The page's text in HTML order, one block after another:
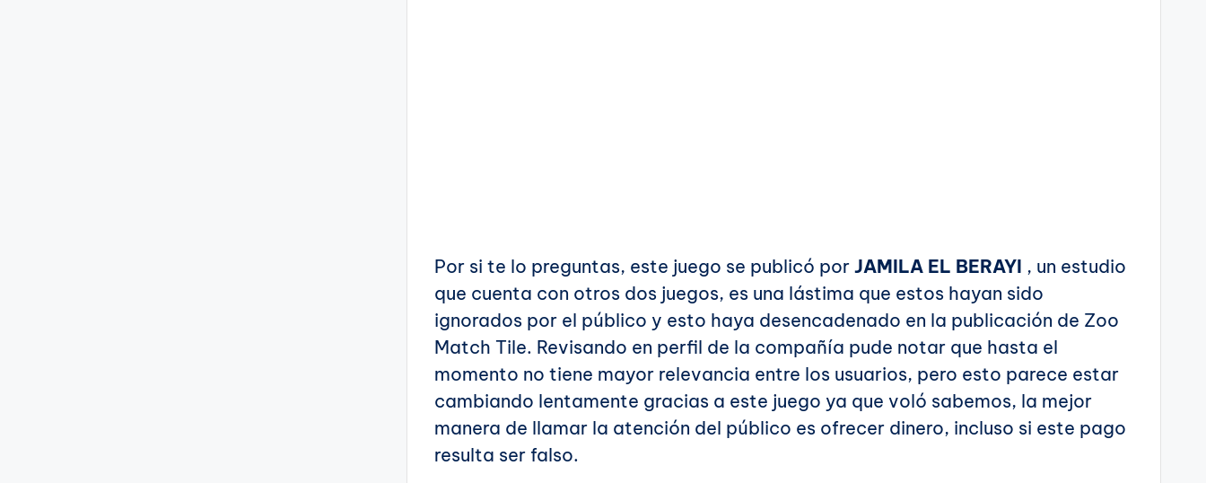
Por si te lo preguntas, este juego se publicó porJAMILA EL BERAYI , un estudio
que cuenta con otros dos juegos, es una lástima que estos hayan sido
ignorados por el público y esto haya desencadenado en la publicación de Zoo
Match Tile. Revisando en perfil de la compañía pude notar que hasta el
momento no tiene mayor relevancia entre los usuarios, pero esto parece estar
cambiando lentamente gracias a este juego ya que voló sabemos, la mejor
manera de llamar la atención del público es ofrecer dinero, incluso si este pago
resulta ser falso.